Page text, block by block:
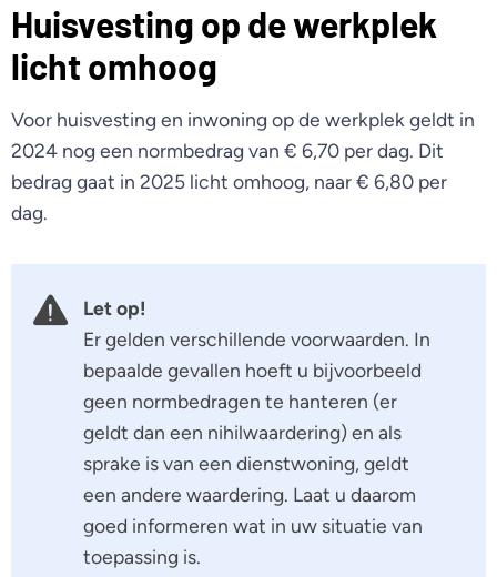
Huisvesting op de werkplek
licht omhoog
Voor huisvesting en inwoning op de werkplek geldt in
2024 nog een normbedrag van € 6,70 per dag. Dit
bedrag gaat in 2025 licht omhoog, naar € 6,80 per
dag.
Let op!
Er gelden verschillende voorwaarden. In
bepaalde gevallen hoeft u bijvoorbeeld
geen normbedragen te hanteren (er
geldt dan een nihilwaardering) en als
sprake is van een dienstwoning, geldt
een andere waardering. Laat u daarom
goed informeren wat in uw situatie van
toepassing is.